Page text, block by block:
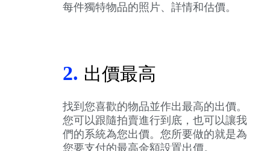
每件獨特物品的照片、詳情和估價。
2. 出價最高
找到您喜歡的物品並作出最高的出價。
您可以跟隨拍賣進行到底，也可以讓我
們的系統為您出價。您所要做的就是為
您要支付的最高金額設置出價。